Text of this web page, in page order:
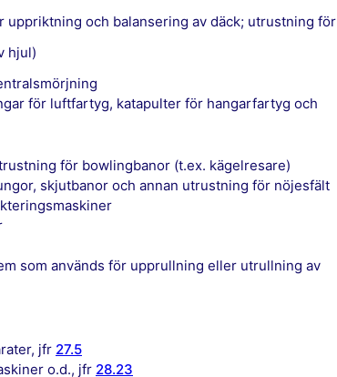
uppriktning och balansering av däck; utrustning för
hjul)
för luftfartyg, katapulter för hangarfartyg och
för bowlingbanor (t.ex. kägelresare)
skjutbanor och annan utrustning för nöjesfält
jfr 27.5
o.d., jfr 28.23